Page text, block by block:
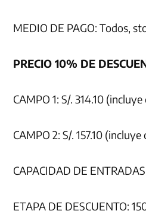
MEDIO DE PAGO: Todos,
PRECIO 10% DE
CAMPO 1: S/. 314.10
CAMPO 2: S/. 157.10
CAPACIDAD DE
ETAPA DE DESCUENTO: